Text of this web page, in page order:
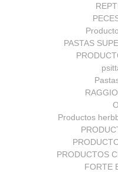
PASTAS
Productos
PRODUCTOS
FORTE